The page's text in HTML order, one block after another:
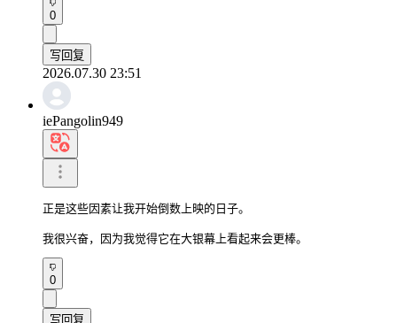
0
写回复
2026.07.30 23:51
iePangolin949
正是这些因素让我开始倒数上映的日子。
我很兴奋，因为我觉得它在大银幕上看起来会更棒。
0
写回复